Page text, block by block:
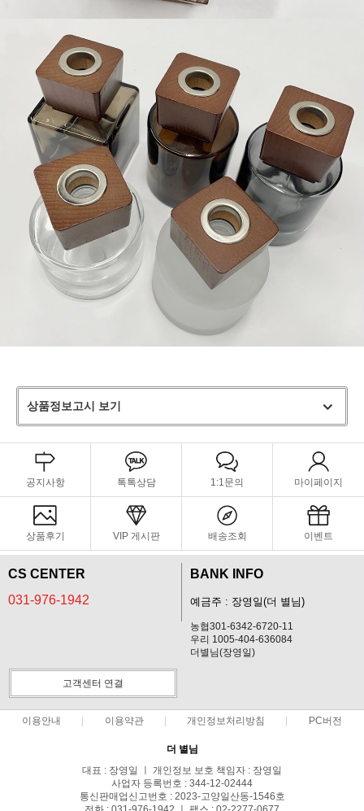
상품정보고시 보기
공지사항 톡톡상담 1:1문의 마이페이지
상품후기 VIP 게시판 배송조회 이벤트
CS CENTER
031-976-1942
BANK INFO
예금주 : 장영일(더 별님)
농협301-6342-6720-11
우리 1005-404-636084
더별님(장영일)
고객센터 연결
이용안내 이용약관 개인정보처리방침 PC버전
더 별님
대표 : 장영일 ㅣ 개인정보 보호 책임자 : 장영일
사업자 등록번호 : 344-12-02444
통신판매업신고번호 : 2023-고양일산동-1546호